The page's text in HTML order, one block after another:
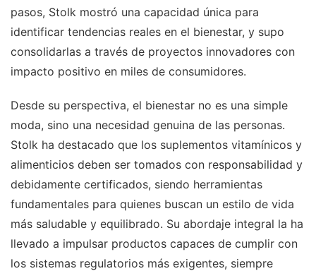
pasos, Stolk mostró una capacidad única para
identificar tendencias reales en el bienestar, y supo
consolidarlas a través de proyectos innovadores con
impacto positivo en miles de consumidores.
Desde su perspectiva, el bienestar no es una simple
moda, sino una necesidad genuina de las personas.
Stolk ha destacado que los suplementos vitamínicos y
alimenticios deben ser tomados con responsabilidad y
debidamente certificados, siendo herramientas
fundamentales para quienes buscan un estilo de vida
más saludable y equilibrado. Su abordaje integral la ha
llevado a impulsar productos capaces de cumplir con
los sistemas regulatorios más exigentes, siempre